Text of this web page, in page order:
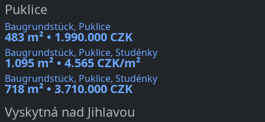
Puklice
Baugrundstück, Puklice
483 m² • 1.990.000 CZK
Baugrundstück, Puklice, Studénky
1.095 m² • 4.565 CZK/m²
Baugrundstück, Puklice, Studénky
718 m² • 3.710.000 CZK
Vyskytná nad Jihlavou